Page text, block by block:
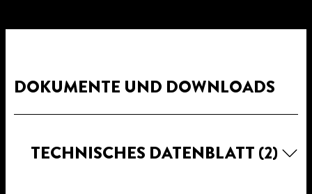
DOKUMENTE UND DOWNLOADS
TECHNISCHES DATENBLATT (2)